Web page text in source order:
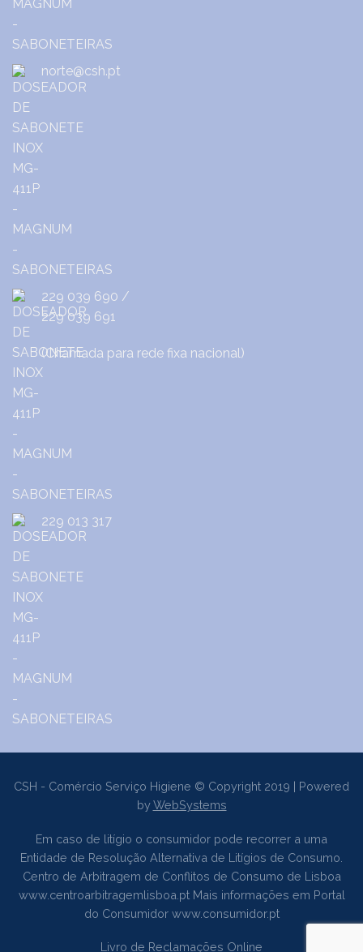
norte@csh.pt
229 039 690 /
229 039 691
(Chamada para rede fixa nacional)
229 013 317
CSH - Comércio Serviço Higiene © Copyright 2019 | Powered
byWebSystems
Em caso de litígio o consumidor pode recorrer a uma
Entidade de Resolução Alternativa de Litígios de Consumo.
Centro de Arbitragem de Conflitos de Consumo de Lisboa
www.centroarbitragemlisboa.ptMais informações em Portal
do Consumidor www.consumidor.pt
Livro de Reclamações Online